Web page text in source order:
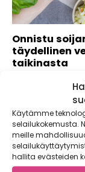
Käytämme
selailukokemusta.
meille
hallita evästeiden
Onnistu
täydellinen
taikinasta
Tiesitkö, että
Soijarouhe on